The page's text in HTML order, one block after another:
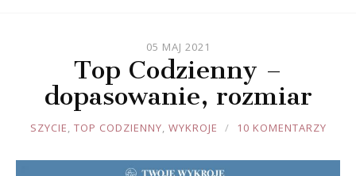
05 MAJ 2021
Top Codzienny –
dopasowanie, rozmiar
JOULE
SZYCIE, TOP CODZIENNY, WYKROJE 10 KOMENTARZY